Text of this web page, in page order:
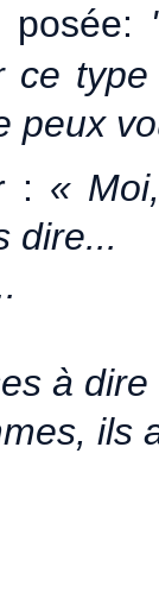
type
peux
: «
dire...
à
ils